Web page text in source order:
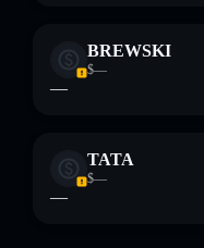
BREWSKI
$—
—
TATA
$—
—